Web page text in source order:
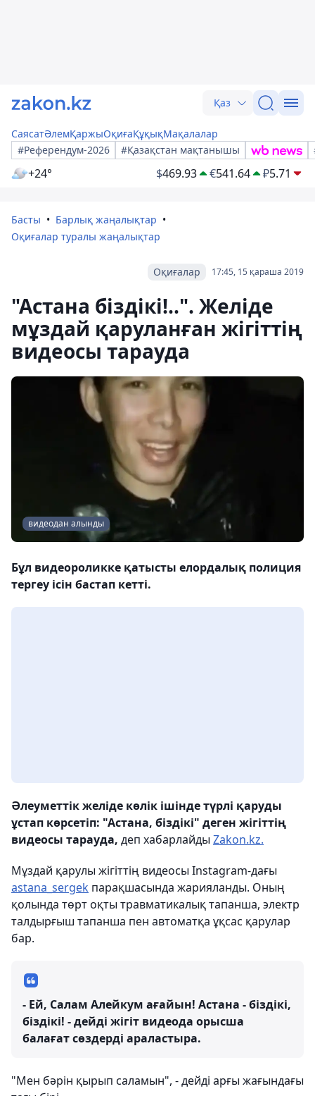
Қаз
СаясатӘлемҚаржыОқиғаҚұқықМақалалар
#Референдум-2026
#Қазақстан мақтанышы
+24° $469.93 €541.64 ₽5.71
Басты
Барлық жаңалықтар
Оқиғалар туралы жаңалықтар
17:45, 15 қараша 2019
Оқиғалар
"Астана біздікі!..". Желіде
мұздай қаруланған жігіттің
видеосы тарауда
видеодан алынды
Бұл видеороликке қатысты елордалық полиция
тергеу ісін бастап кетті.
Әлеуметтік желіде көлік ішінде түрлі қаруды
ұстап көрсетіп: "Астана, біздікі" деген жігіттің
видеосы тарауда, деп хабарлайды Zakon.kz.
Мұздай қарулы жігіттің видеосы Instagram-дағы
astana_sergek парақшасында жарияланды. Оның
қолында төрт оқты травматикалық тапанша, электр
талдырғыш тапанша пен автоматқа ұқсас қарулар
бар.
- Ей, Салам Алейкум ағайын! Астана - біздікі,
біздікі! - дейді жігіт видеода орысша
балағат сөздерді араластыра.
"Мен бәрін қырып саламын", - дейді арғы жағындағы